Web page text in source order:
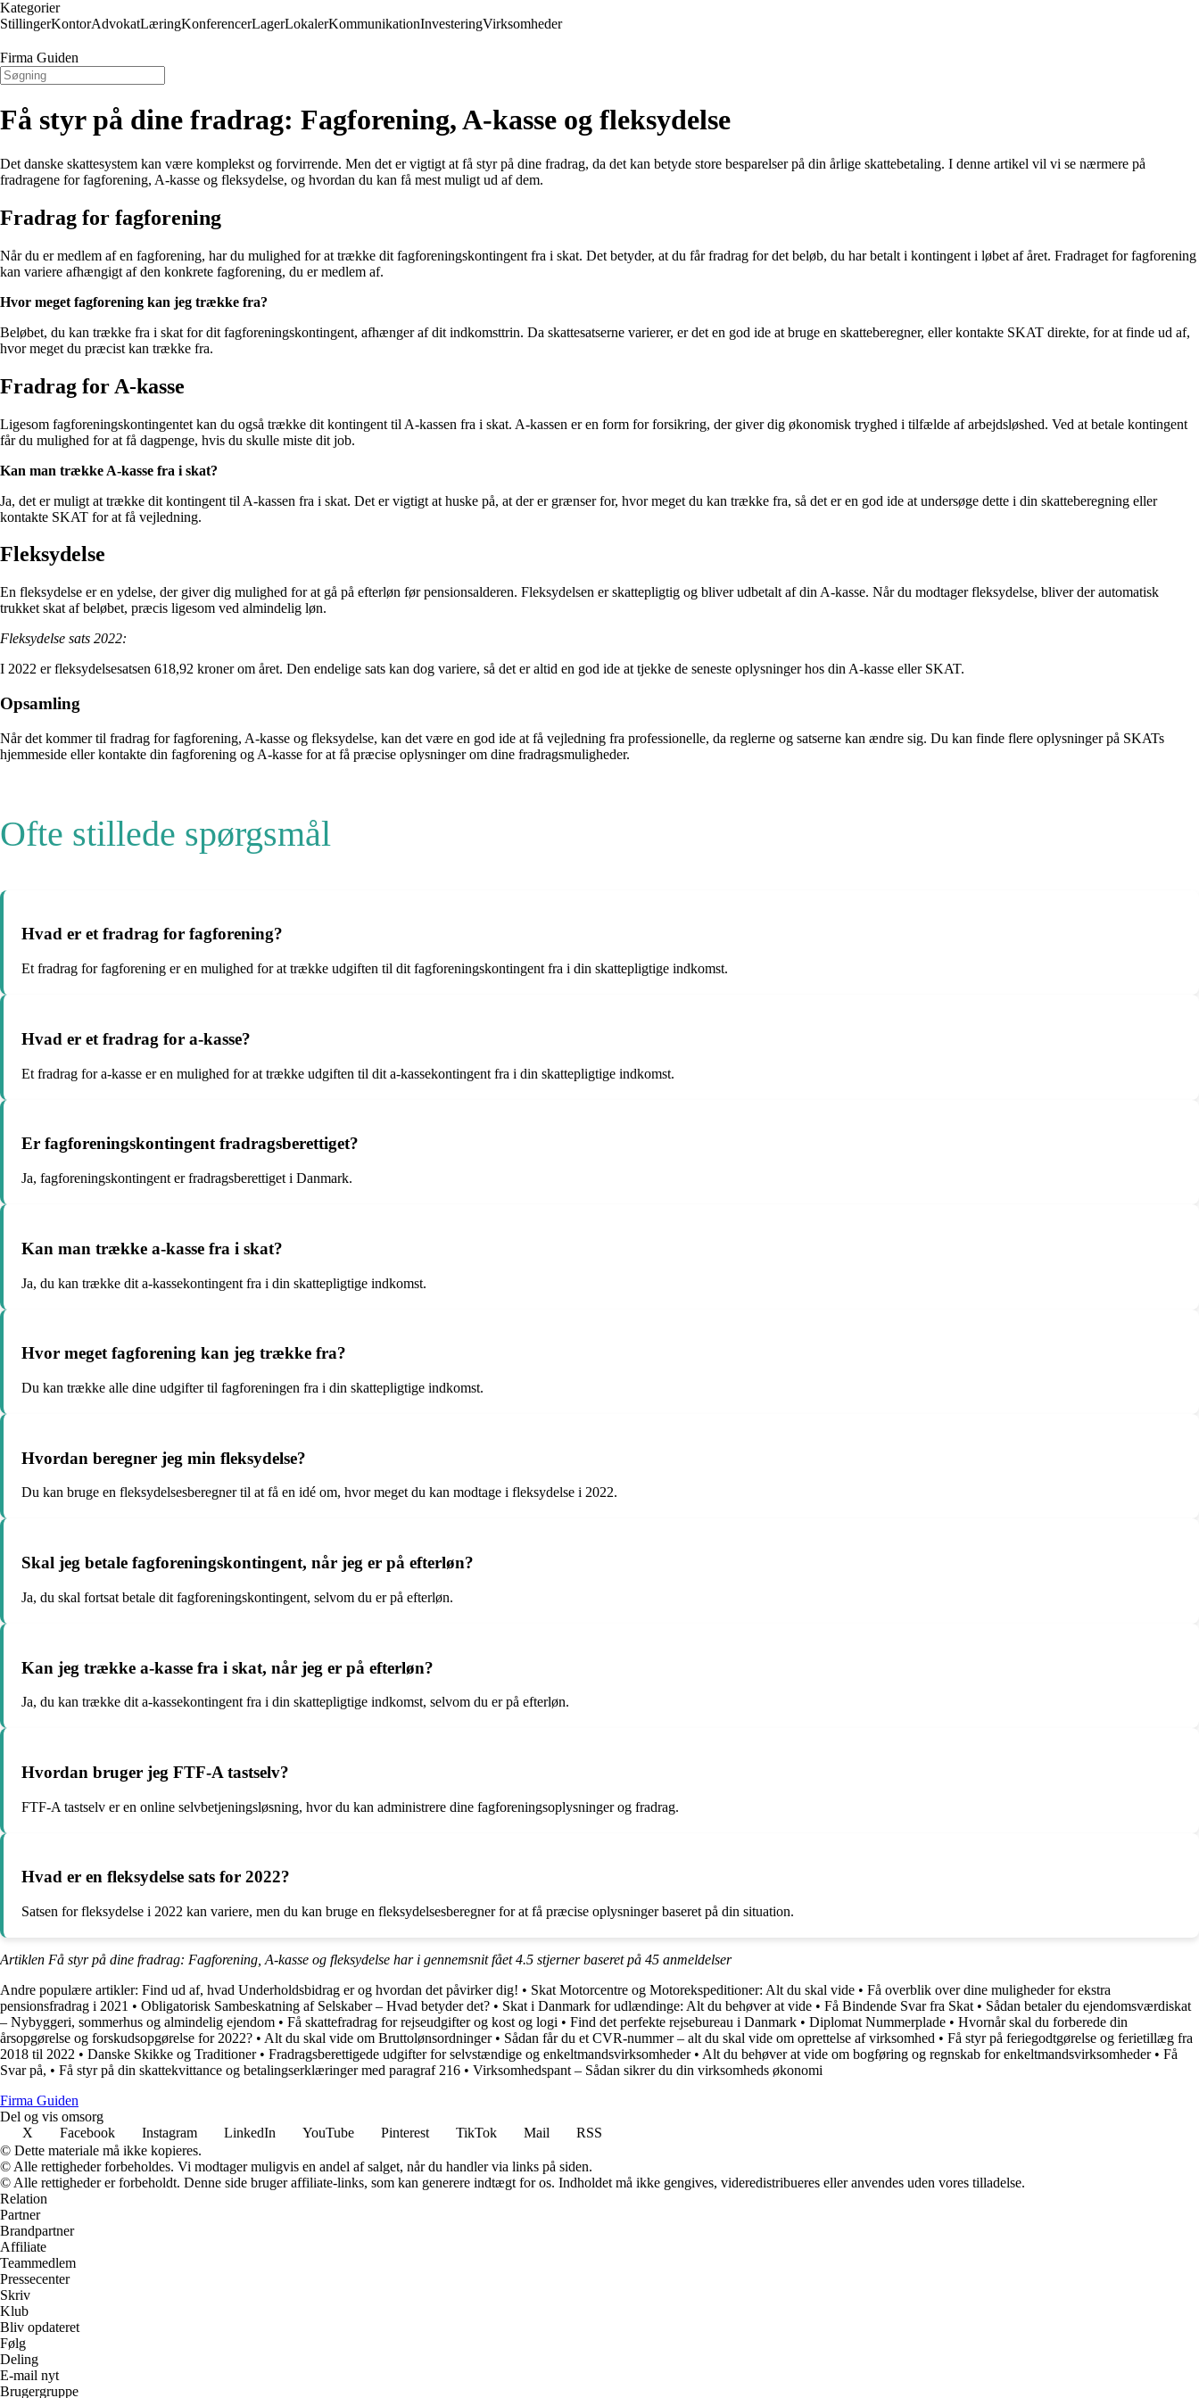
Kategorier
StillingerKontorAdvokatLæringKonferencerLagerLokalerKommunikationInvesteringVirksomheder
Firma Guiden
Få styr på dine fradrag: Fagforening, A-kasse og fleksydelse
Det danske skattesystem kan være komplekst og forvirrende. Men det er vigtigt at få styr på dine fradrag, da det kan betyde store besparelser på din årlige skattebetaling. I denne artikel vil vi se nærmere på
fradragene for fagforening, A-kasse og fleksydelse, og hvordan du kan få mest muligt ud af dem.
Fradrag for fagforening
Når du er medlem af en fagforening, har du mulighed for at trække dit fagforeningskontingent fra i skat. Det betyder, at du får fradrag for det beløb, du har betalt i kontingent i løbet af året. Fradraget for fagforening
kan variere afhængigt af den konkrete fagforening, du er medlem af.
Hvor meget fagforening kan jeg trække fra?
Beløbet, du kan trække fra i skat for dit fagforeningskontingent, afhænger af dit indkomsttrin. Da skattesatserne varierer, er det en god ide at bruge en skatteberegner, eller kontakte SKAT direkte, for at finde ud af,
hvor meget du præcist kan trække fra.
Fradrag for A-kasse
Ligesom fagforeningskontingentet kan du også trække dit kontingent til A-kassen fra i skat. A-kassen er en form for forsikring, der giver dig økonomisk tryghed i tilfælde af arbejdsløshed. Ved at betale kontingent
får du mulighed for at få dagpenge, hvis du skulle miste dit job.
Kan man trække A-kasse fra i skat?
Ja, det er muligt at trække dit kontingent til A-kassen fra i skat. Det er vigtigt at huske på, at der er grænser for, hvor meget du kan trække fra, så det er en god ide at undersøge dette i din skatteberegning eller
kontakte SKAT for at få vejledning.
Fleksydelse
En fleksydelse er en ydelse, der giver dig mulighed for at gå på efterløn før pensionsalderen. Fleksydelsen er skattepligtig og bliver udbetalt af din A-kasse. Når du modtager fleksydelse, bliver der automatisk
trukket skat af beløbet, præcis ligesom ved almindelig løn.
Fleksydelse sats 2022:
I 2022 er fleksydelsesatsen 618,92 kroner om året. Den endelige sats kan dog variere, så det er altid en god ide at tjekke de seneste oplysninger hos din A-kasse eller SKAT.
Opsamling
Når det kommer til fradrag for fagforening, A-kasse og fleksydelse, kan det være en god ide at få vejledning fra professionelle, da reglerne og satserne kan ændre sig. Du kan finde flere oplysninger på SKATs
hjemmeside eller kontakte din fagforening og A-kasse for at få præcise oplysninger om dine fradragsmuligheder.
Ofte stillede spørgsmål
Hvad er et fradrag for fagforening?
Et fradrag for fagforening er en mulighed for at trække udgiften til dit fagforeningskontingent fra i din skattepligtige indkomst.
Hvad er et fradrag for a-kasse?
Et fradrag for a-kasse er en mulighed for at trække udgiften til dit a-kassekontingent fra i din skattepligtige indkomst.
Er fagforeningskontingent fradragsberettiget?
Ja, fagforeningskontingent er fradragsberettiget i Danmark.
Kan man trække a-kasse fra i skat?
Ja, du kan trække dit a-kassekontingent fra i din skattepligtige indkomst.
Hvor meget fagforening kan jeg trække fra?
Du kan trække alle dine udgifter til fagforeningen fra i din skattepligtige indkomst.
Hvordan beregner jeg min fleksydelse?
Du kan bruge en fleksydelsesberegner til at få en idé om, hvor meget du kan modtage i fleksydelse i 2022.
Skal jeg betale fagforeningskontingent, når jeg er på efterløn?
Ja, du skal fortsat betale dit fagforeningskontingent, selvom du er på efterløn.
Kan jeg trække a-kasse fra i skat, når jeg er på efterløn?
Ja, du kan trække dit a-kassekontingent fra i din skattepligtige indkomst, selvom du er på efterløn.
Hvordan bruger jeg FTF-A tastselv?
FTF-A tastselv er en online selvbetjeningsløsning, hvor du kan administrere dine fagforeningsoplysninger og fradrag.
Hvad er en fleksydelse sats for 2022?
Satsen for fleksydelse i 2022 kan variere, men du kan bruge en fleksydelsesberegner for at få præcise oplysninger baseret på din situation.
Artiklen Få styr på dine fradrag: Fagforening, A-kasse og fleksydelse har i gennemsnit fået4.5 stjerner baseret på 45 anmeldelser
Andre populære artikler: Find ud af, hvad Underholdsbidrag er og hvordan det påvirker dig! • Skat Motorcentre og Motorekspeditioner: Alt du skal vide • Få overblik over dine muligheder for ekstra
pensionsfradrag i 2021 • Obligatorisk Sambeskatning af Selskaber – Hvad betyder det? • Skat i Danmark for udlændinge: Alt du behøver at vide • Få Bindende Svar fra Skat • Sådan betaler du ejendomsværdiskat
– Nybyggeri, sommerhus og almindelig ejendom • Få skattefradrag for rejseudgifter og kost og logi • Find det perfekte rejsebureau i Danmark • Diplomat Nummerplade • Hvornår skal du forberede din
årsopgørelse og forskudsopgørelse for 2022? • Alt du skal vide om Bruttolønsordninger• Sådan får du et CVR-nummer – alt du skal vide om oprettelse af virksomhed • Få styr på feriegodtgørelse og ferietillæg fra
2018 til 2022 • Danske Skikke og Traditioner• Fradragsberettigede udgifter for selvstændige og enkeltmandsvirksomheder• Alt du behøver at vide om bogføring og regnskab for enkeltmandsvirksomheder• Få
Svar på, • Få styr på din skattekvittance og betalingserklæringer med paragraf 216 • Virksomhedspant – Sådan sikrer du din virksomheds økonomi
Firma Guiden
Del og vis omsorg
X
Facebook Instagram LinkedIn YouTube Pinterest TikTok Mail
RSS
© Dette materiale må ikke kopieres.
© Alle rettigheder forbeholdes. Vi modtager muligvis en andel af salget, når du handler via links på siden.
© Alle rettigheder er forbeholdt. Denne side bruger affiliate-links, som kan generere indtægt for os. Indholdet må ikke gengives, videredistribueres eller anvendes uden vores tilladelse.
Relation
Partner
Brandpartner
Affiliate
Teammedlem
Pressecenter
Skriv
Klub
Bliv opdateret
Følg
Deling
E-mail nyt
Brugergruppe